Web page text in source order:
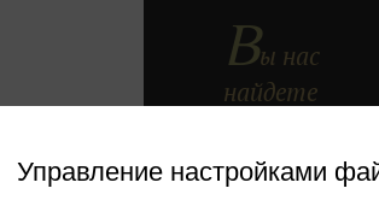
Вы нас
найдете
Управление настройками